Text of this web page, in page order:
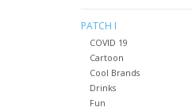
PATCH I
COVID 19
Cartoon
Cool Brands
Drinks
Fun